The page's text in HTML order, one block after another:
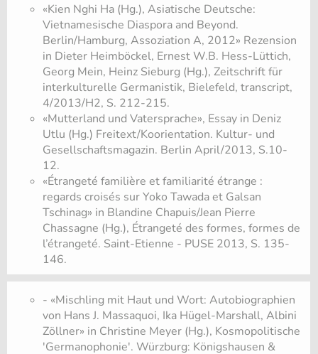
«Kien Nghi Ha (Hg.), Asiatische Deutsche:
Vietnamesische Diaspora and Beyond.
Berlin/Hamburg, Assoziation A, 2012» Rezension
in Dieter Heimböckel, Ernest W.B. Hess-Lüttich,
Georg Mein, Heinz Sieburg (Hg.), Zeitschrift für
interkulturelle Germanistik, Bielefeld, transc​ript,
4/2013/H2, S. 212-215.
«Mutterland und Vatersprache», Essay in Deniz
Utlu (Hg.) Freitext/Koorientation. Kultur- und
Gesellschaftsmagazin. Berlin April/2013, S.10-
12.
«Étrangeté familière et familiarité étrange :
regards croisés sur Yoko Tawada et Galsan
Tschinag» in Blandine Chapuis/Jean Pierre
Chassagne (Hg.), Étrangeté des formes, formes de
l’étrangeté. Saint-Etienne - PUSE 2013, S. 135-
146.
- «Mischling mit Haut und Wort: Autobiographien
von Hans J. Massaquoi, Ika Hügel-Marshall, Albini
Zöllner» in Christine Meyer (Hg.), Kosmopolitische
'Germanophonie'. Würzburg: Königshausen &